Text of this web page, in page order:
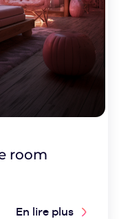
room
En lire plus